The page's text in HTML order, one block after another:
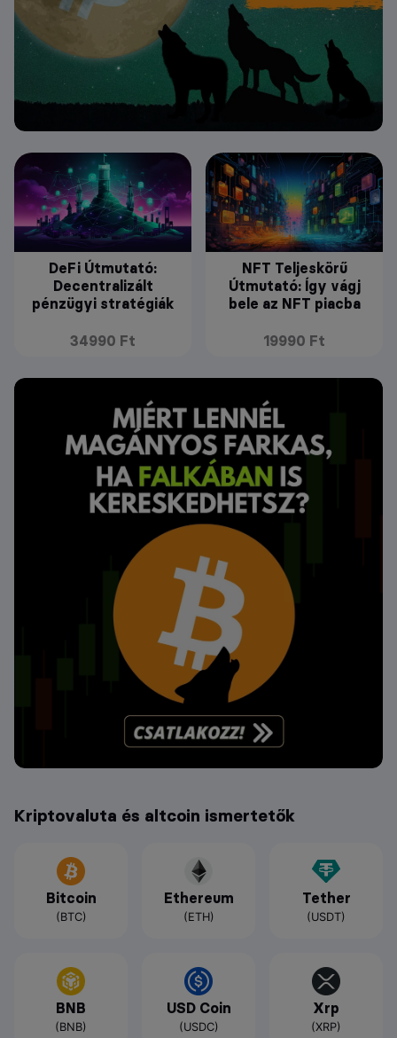
DeFi Útmutató:
Decentralizált
pénzügyi stratégiák
34990 Ft
NFT Teljeskörű
Útmutató: Így vágj
bele az NFT piacba
19990 Ft
Kriptovaluta és altcoin ismertetők
Bitcoin
(BTC)
Ethereum
(ETH)
Tether
(USDT)
BNB
(BNB)
USD Coin
(USDC)
Xrp
(XRP)